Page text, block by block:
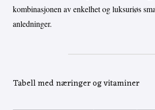
kombinasjonen av enkelhet og luksuriøs
anledninger.
Tabell med næringer og vitaminer